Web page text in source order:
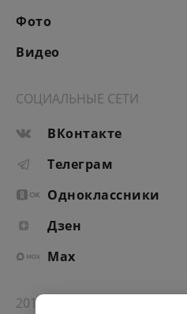
Фото
Видео
СОЦИАЛЬНЫЕ СЕТИ
ВКонтакте
Телеграм
Одноклассники
Дзен
Max
2012-2026 © Портал